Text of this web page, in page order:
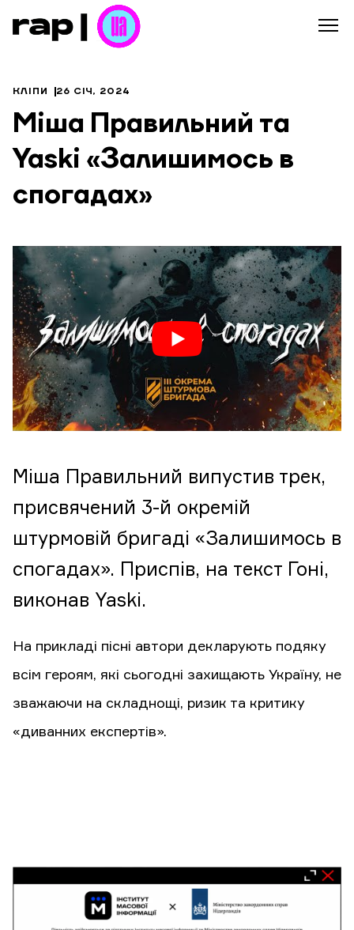
КЛІПИ 26 СІЧ, 2024
Міша Правильний та
Yaski «Залишимось в
спогадах»
Міша Правильний випустив трек,
присвячений 3-й окремій
штурмовій бригаді «Залишимось в
спогадах». Приспів, на текст Гоні,
виконав Yaski.
На прикладі пісні автори декларують подяку
всім героям, які сьогодні захищають Україну, не
зважаючи на складнощі, ризик та критику
«диванних експертів».